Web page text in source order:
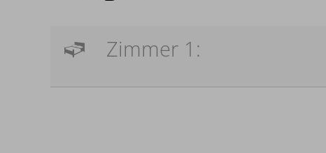
Zimmer 1: